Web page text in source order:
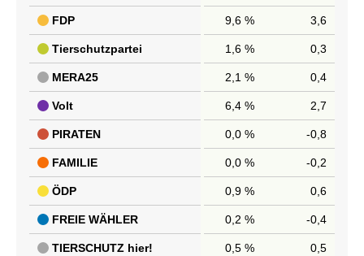
FDP 9,6 % 3,6
Tierschutzpartei 1,6 % 0,3
MERA25 2,1 % 0,4
Volt 6,4 % 2,7
PIRATEN 0,0 % -0,8
FAMILIE 0,0 % -0,2
ÖDP 0,9 % 0,6
FREIE WÄHLER 0,2 % -0,4
TIERSCHUTZ hier! 0,5 % 0,5